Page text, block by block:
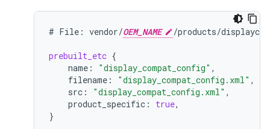
# File: vendor/OEM_NAME /products/
prebuilt_etc {
name : "display_compat_config" ,
filename : "display_compat_config.xml" ,
src : "display_compat_config.xml" ,
product_specific : true,
}